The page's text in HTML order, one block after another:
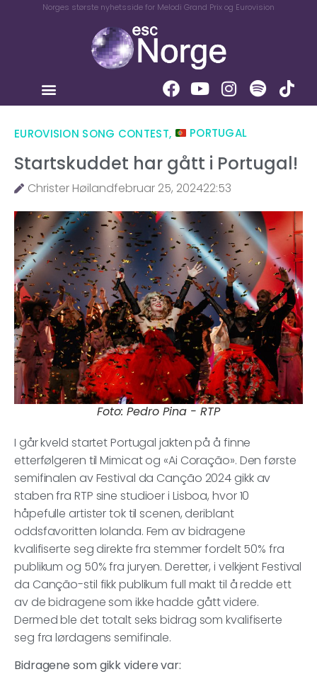
Norges største nyhetsside for Melodi Grand Prix og Eurovision
EUROVISION SONG CONTEST, PORTUGAL
Startskuddet har gått i Portugal!
Christer Høilandfebruar 25, 202422:53
Foto: Pedro Pina - RTP
I går kveld startet Portugal jakten på å finne
etterfølgeren til Mimicat og «Ai Coração». Den første
semifinalen av Festival da Canção 2024 gikk av
staben fra RTP sine studioer i Lisboa, hvor 10
håpefulle artister tok til scenen, deriblant
oddsfavoritten Iolanda. Fem av bidragene
kvalifiserte seg direkte fra stemmer fordelt 50% fra
publikum og 50% fra juryen. Deretter, i velkjent Festival
da Canção-stil fikk publikum full makt til å redde ett
av de bidragene som ikke hadde gått videre.
Dermed ble det totalt seks bidrag som kvalifiserte
seg fra lørdagens semifinale.
Bidragene som gikk videre var: